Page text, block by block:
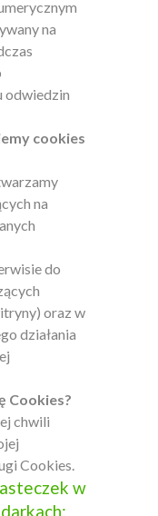
na
odwiedzin
cookies
na
do
oraz w
działania
Cookies?
chwili
Cookies.
w